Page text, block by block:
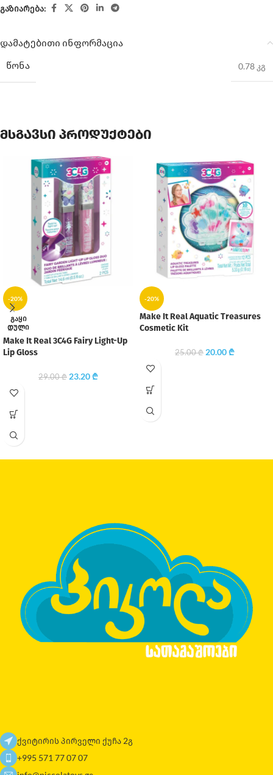
გაზიარება:
დამატებითი ინფორმაცია
ᲬᲝᲜᲐ
0.78 კგ
მსგავსი პროდუქტები
-20%
ᲒᲐᲧᲘ
ᲓᲣᲚᲘ
Make It Real 3C4G Fairy Light-Up
Lip Gloss
29.00₾ 23.20₾
-20%
Make It Real Aquatic Treasures
Cosmetic Kit
25.00₾ 20.00₾
ქვიტირის პირველი ქუჩა 2გ
+995 571 77 07 07